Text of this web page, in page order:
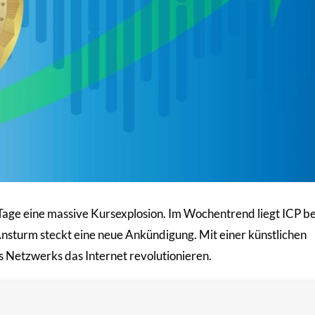
eine massive Kursexplosion. Im Wochentrend liegt ICP
steckt eine neue Ankündigung. Mit einer künstlichen
Netzwerks das Internet revolutionieren.